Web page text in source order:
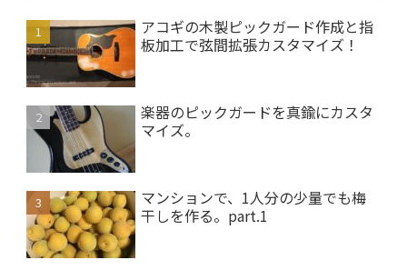
アコギの木製ピックガード作成と指
板加工で弦間拡張カスタマイズ！
楽器のピックガードを真鍮にカスタ
マイズ。
マンションで、1人分の少量でも梅
干しを作る。part.1